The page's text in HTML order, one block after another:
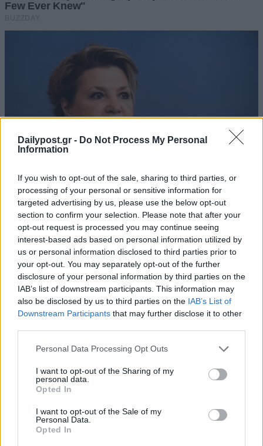
Dailypost.gr - Do Not Process My Personal
Information
If you wish to opt-out of the sale, sharing to third parties, or
processing of your personal or sensitive information for
targeted advertising by us, please use the below opt-out
section to confirm your selection. Please note that after your
opt-out request is processed you may continue seeing
interest-based ads based on personal information utilized by
us or personal information disclosed to third parties prior to
your opt-out. You may separately opt-out of the further
disclosure of your personal information by third parties on the
IAB’s list of downstream participants. This information may
also be disclosed by us to third parties on the IAB’s List of
Downstream Participants that may further disclose it to other
Personal Data Processing Opt Outs
I want to opt-out of the Sharing of my
personal data.
Opted In
I want to opt-out of the Sale of my
Personal Data.
Opted In